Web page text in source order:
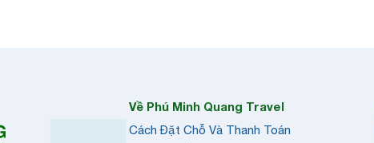
Về Phú Minh Quang Travel
Cách Đặt Chỗ Và Thanh Toán